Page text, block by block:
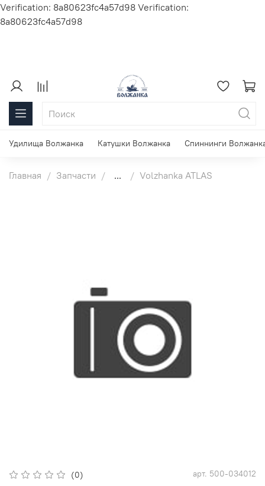
Verification: 8a80623fc4a57d98 Verification:
8a80623fc4a57d98
Удилища Волжанка Катушки Волжанка Спиннинги
Главная Запчасти ... Volzhanka ATLAS
(0) арт. 500-034012